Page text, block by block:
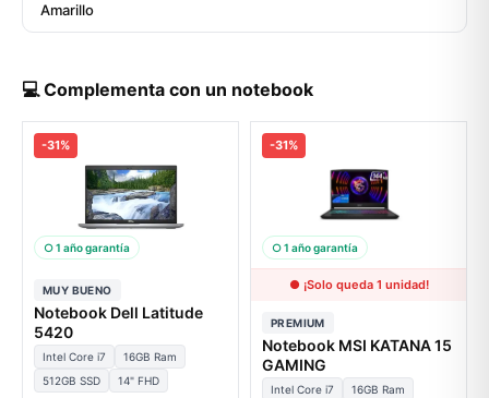
Amarillo
💻 Complementa con un notebook
-31%
○ 1 año garantía
MUY BUENO
Notebook Dell Latitude
5420
Intel Core i7
16GB Ram
512GB SSD
14" FHD
-31%
○ 1 año garantía
● ¡Solo queda 1 unidad!
PREMIUM
Notebook MSI KATANA 15
GAMING
Intel Core i7 16GB Ram